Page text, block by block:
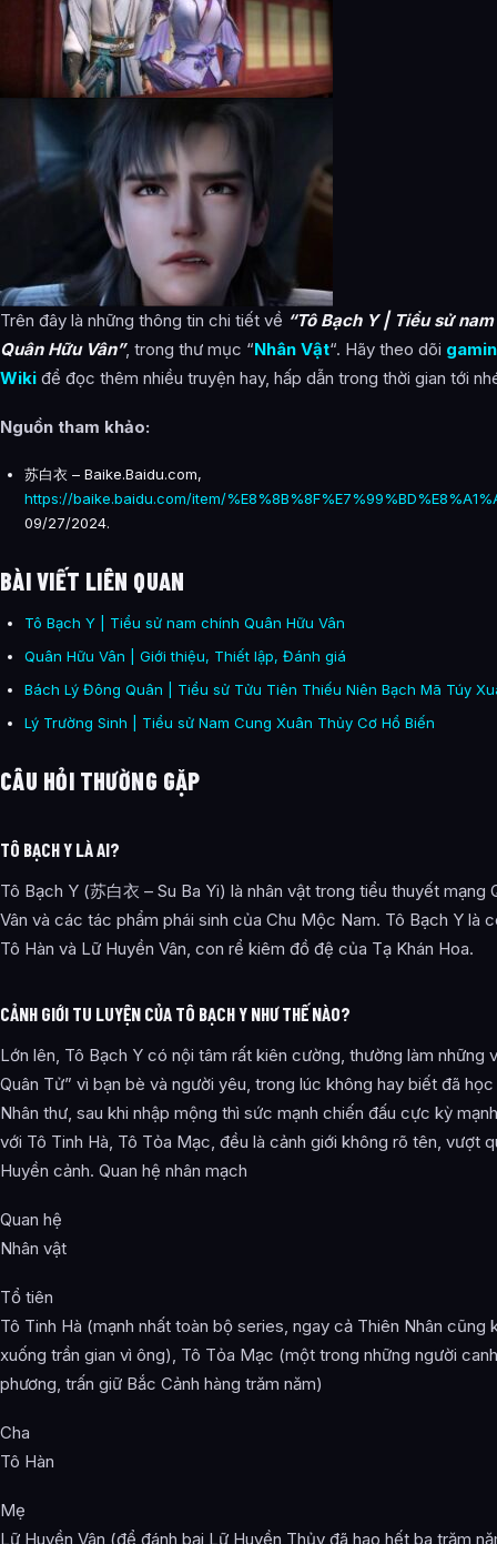
Trên đây là những thông tin chi tiết về “Tô Bạch Y | Tiểu sử
Quân Hữu Vân”, trong thư mục “Nhân Vật“. Hãy theo dõi
Wiki để đọc thêm nhiều truyện hay, hấp dẫn trong thời gian tới
Nguồn tham khảo:
苏白衣 – Baike.Baidu.com,
https://baike.baidu.com/item/
09/27/2024.
BÀI VIẾT LIÊN QUAN
Tô Bạch Y | Tiểu sử nam chính Quân Hữu Vân
Quân Hữu Vân | Giới thiệu, Thiết lập, Đánh giá
Bách Lý Đông Quân | Tiểu sử Tửu Tiên Thiếu Niên Bạch Mã Túy
Lý Trường Sinh | Tiểu sử Nam Cung Xuân Thủy Cơ Hổ Biến
CÂU HỎI THƯỜNG GẶP
TÔ BẠCH Y LÀ AI?
Tô Bạch Y (苏白衣 – Su Ba Yi) là nhân vật trong tiểu thuyết mạng
Vân và các tác phẩm phái sinh của Chu Mộc Nam. Tô Bạch Y là
Tô Hàn và Lữ Huyền Vân, con rể kiêm đồ đệ của Tạ Khán Hoa.
CẢNH GIỚI TU LUYỆN CỦA TÔ BẠCH Y NHƯ THẾ NÀO?
Lớn lên, Tô Bạch Y có nội tâm rất kiên cường, thường làm những
Quân Tử” vì bạn bè và người yêu, trong lúc không hay biết đã
Nhân thư, sau khi nhập mộng thì sức mạnh chiến đấu cực kỳ
với Tô Tinh Hà, Tô Tỏa Mạc, đều là cảnh giới không rõ tên, vượt
Huyền cảnh. Quan hệ nhân mạch
Quan hệ
Nhân vật
Tổ tiên
Tô Tinh Hà (mạnh nhất toàn bộ series, ngay cả Thiên Nhân cũng
xuống trần gian vì ông), Tô Tỏa Mạc (một trong những người
phương, trấn giữ Bắc Cảnh hàng trăm năm)
Cha
Tô Hàn
Mẹ
Lữ Huyền Vân (để đánh bại Lữ Huyền Thủy đã hao hết ba trăm